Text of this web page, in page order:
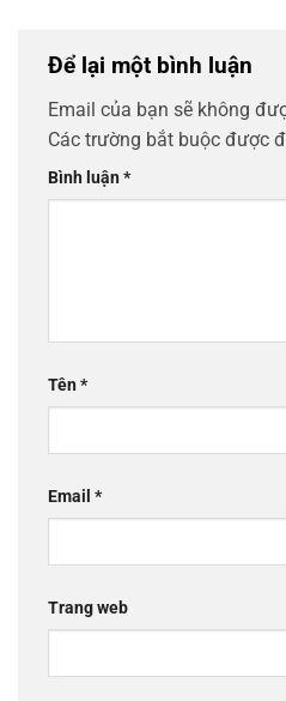
Để lại một bình luận
Email của bạn sẽ không
Các trường bắt buộc được
Bình luận*
Tên*
Email *
Trang web